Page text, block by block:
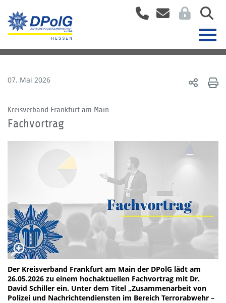
07. Mai 2026
Kreisverband Frankfurt am Main
Fachvortrag
Der Kreisverband Frankfurt am Main der DPolG lädt am
26.05.2026 zu einem hochaktuellen Fachvortrag mit Dr.
David Schiller ein. Unter dem Titel „Zusammenarbeit von
Polizei und Nachrichtendiensten im Bereich Terrorabwehr –